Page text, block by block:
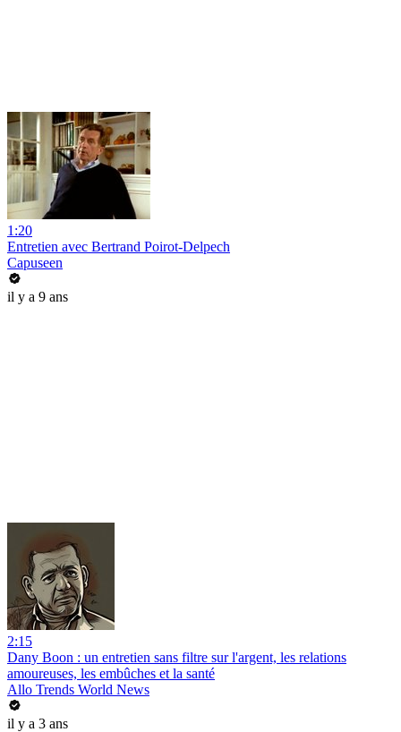
1:20
Entretien avec Bertrand Poirot-Delpech
Capuseen
il y a 9 ans
2:15
Dany Boon : un entretien sans filtre sur l'argent, les relations
amoureuses, les embûches et la santé
Allo Trends World News
il y a 3 ans